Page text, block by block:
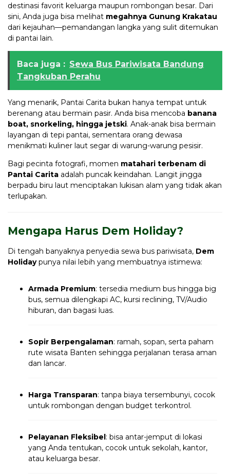
destinasi favorit keluarga maupun rombongan besar. Dari
sini, Anda juga bisa melihat megahnya Gunung Krakatau
dari kejauhan—pemandangan langka yang sulit ditemukan
di pantai lain.
Baca juga : Sewa Bus Pariwisata Bandung
Tangkuban Perahu
Yang menarik, Pantai Carita bukan hanya tempat untuk
berenang atau bermain pasir. Anda bisa mencoba banana
boat, snorkeling, hingga jetski. Anak-anak bisa bermain
layangan di tepi pantai, sementara orang dewasa
menikmati kuliner laut segar di warung-warung pesisir.
Bagi pecinta fotografi, momen matahari terbenam di
Pantai Carita adalah puncak keindahan. Langit jingga
berpadu biru laut menciptakan lukisan alam yang tidak akan
terlupakan.
Mengapa Harus Dem Holiday?
Di tengah banyaknya penyedia sewa bus pariwisata, Dem
Holidaypunya nilai lebih yang membuatnya istimewa:
Armada Premium: tersedia medium bus hingga big
bus, semua dilengkapi AC, kursi reclining, TV/Audio
hiburan, dan bagasi luas.
Sopir Berpengalaman: ramah, sopan, serta paham
rute wisata Banten sehingga perjalanan terasa aman
dan lancar.
Harga Transparan: tanpa biaya tersembunyi, cocok
untuk rombongan dengan budget terkontrol.
Pelayanan Fleksibel: bisa antar-jemput di lokasi
yang Anda tentukan, cocok untuk sekolah, kantor,
atau keluarga besar.